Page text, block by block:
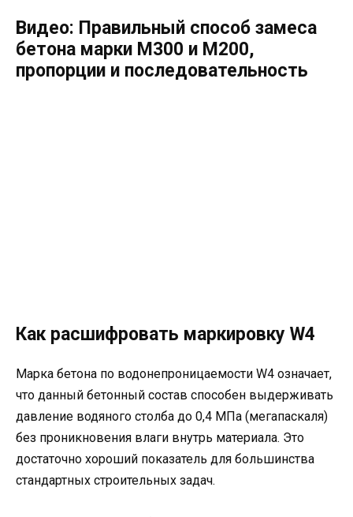
Видео: Правильный способ замеса
бетона марки М300 и М200,
пропорции и последовательность
Как расшифровать маркировку W4
Марка бетона по водонепроницаемости W4 означает,
что данный бетонный состав способен выдерживать
давление водяного столба до 0,4 МПа (мегапаскаля)
без проникновения влаги внутрь материала. Это
достаточно хороший показатель для большинства
стандартных строительных задач.